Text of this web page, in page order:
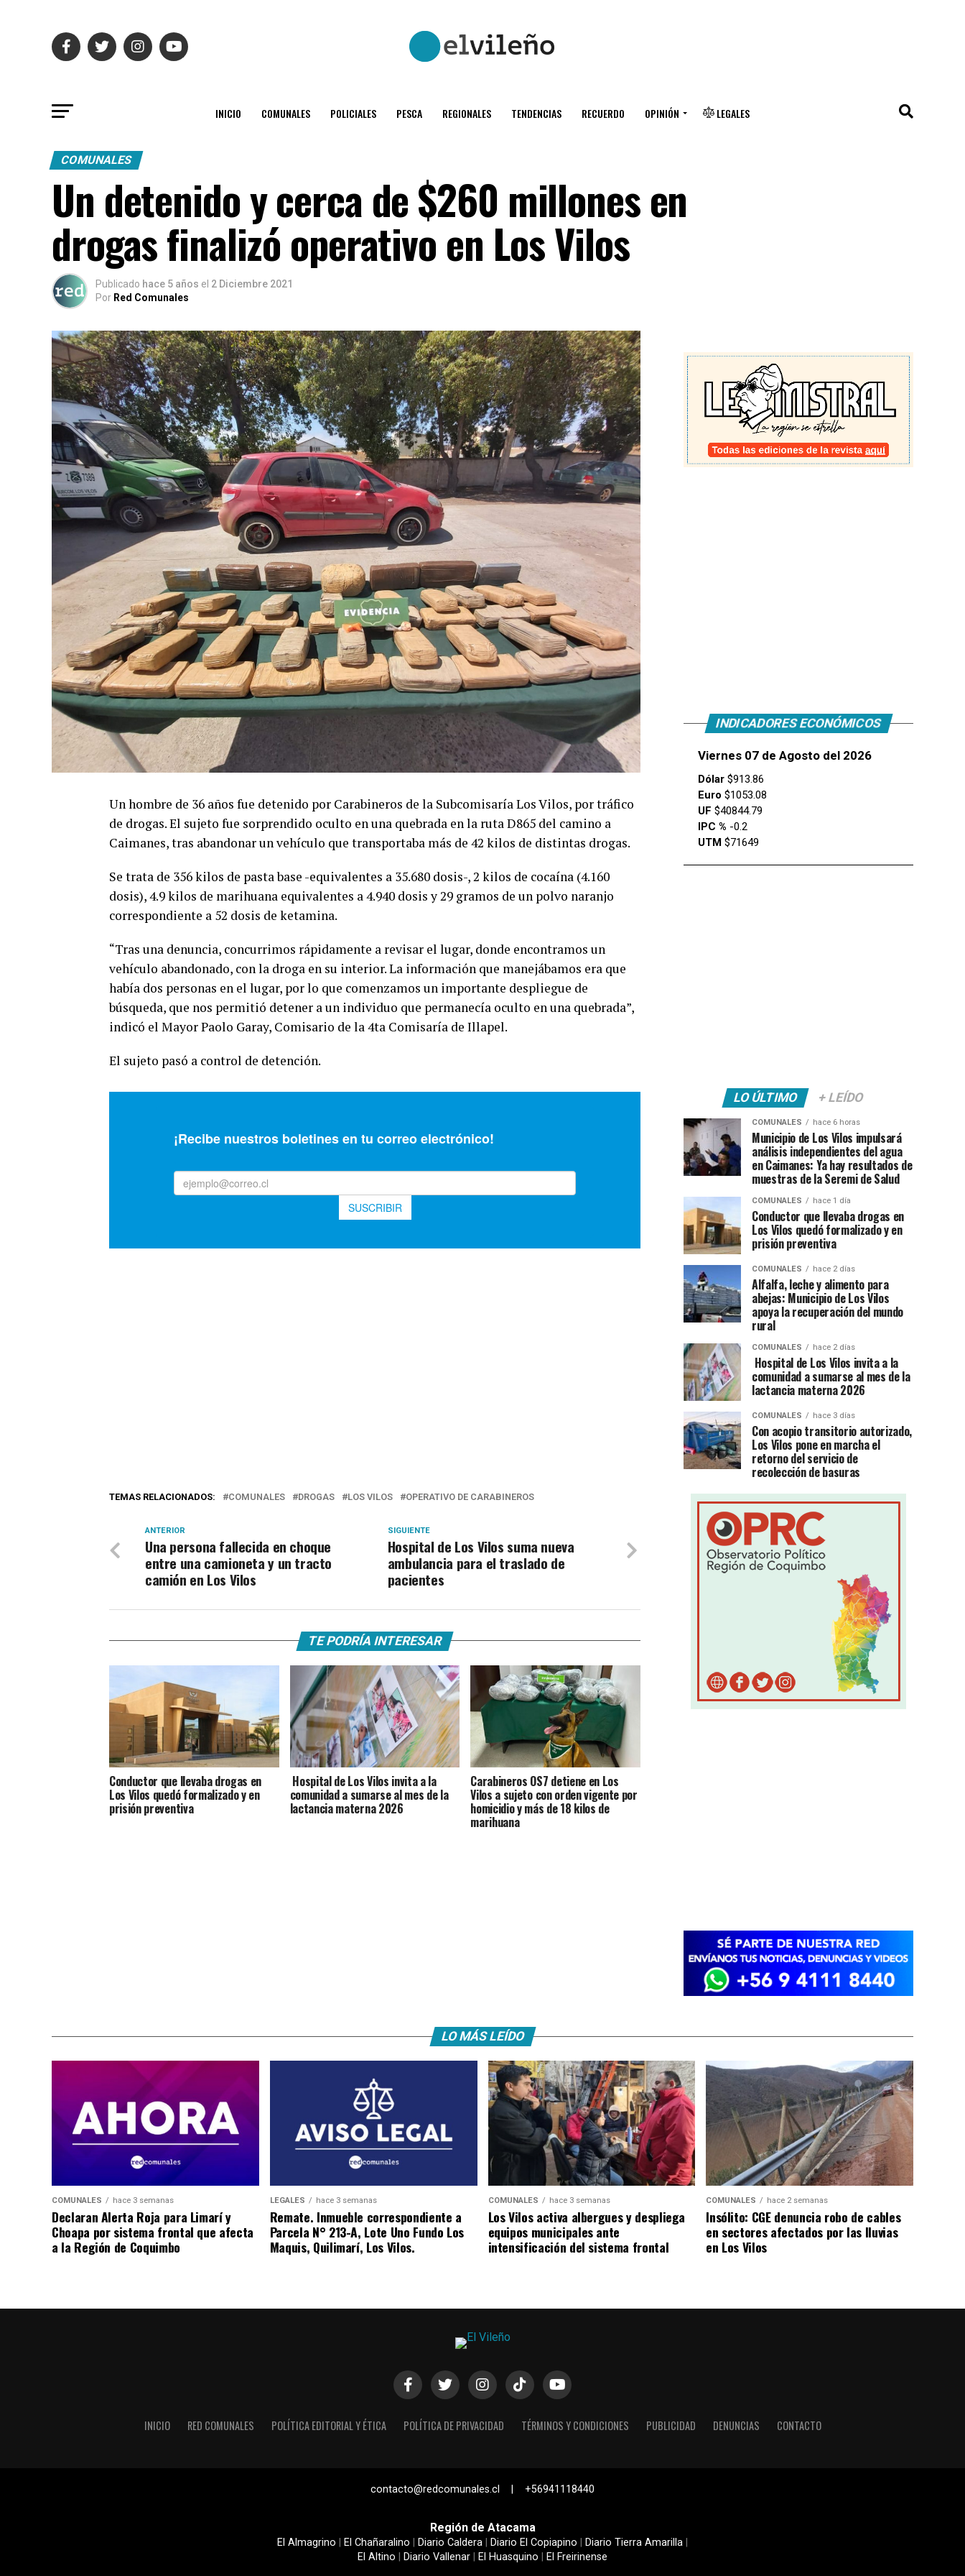
INICIO COMUNALES POLICIALES PESCA REGIONALES TENDENCIAS RECUERDO OPINIÓN LEGALES
COMUNALES
Un detenido y cerca de $260 millones en
drogas finalizó operativo en Los Vilos
Publicado hace 5 años el 2 Diciembre 2021
Por Red Comunales
Un hombre de 36 años fue detenido por Carabineros de la Subcomisaría Los Vilos, por tráfico
de drogas. El sujeto fue sorprendido oculto en una quebrada en la ruta D865 del camino a
Caimanes, tras abandonar un vehículo que transportaba más de 42 kilos de distintas drogas.
Se trata de 356 kilos de pasta base -equivalentes a 35.680 dosis-, 2 kilos de cocaína (4.160
dosis), 4.9 kilos de marihuana equivalentes a 4.940 dosis y 29 gramos de un polvo naranjo
correspondiente a 52 dosis de ketamina.
“Tras una denuncia, concurrimos rápidamente a revisar el lugar, donde encontramos un
vehículo abandonado, con la droga en su interior. La información que manejábamos era que
había dos personas en el lugar, por lo que comenzamos un importante despliegue de
búsqueda, que nos permitió detener a un individuo que permanecía oculto en una quebrada”,
indicó el Mayor Paolo Garay, Comisario de la 4ta Comisaría de Illapel.
El sujeto pasó a control de detención.
TEMAS RELACIONADOS: COMUNALES DROGAS LOS VILOS OPERATIVO DE CARABINEROS
SIGUIENTE
Hospital de Los Vilos suma nueva
ambulancia para el traslado de
pacientes
ANTERIOR
Una persona fallecida en choque
entre una camioneta y un tracto
camión en Los Vilos
TE PODRÍA INTERESAR
Conductor que llevaba drogas en
Los Vilos quedó formalizado y en
prisión preventiva
Hospital de Los Vilos invita a la
comunidad a sumarse al mes de la
lactancia materna 2026
Carabineros OS7 detiene en Los
Vilos a sujeto con orden vigente por
homicidio y más de 18 kilos de
marihuana
INDICADORES ECONÓMICOS
Viernes 07 de Agosto del 2026
Dólar $913.86
Euro $1053.08
UF $40844.79
IPC % -0.2
UTM $71649
LO ÚLTIMO + LEÍDO
COMUNALES hace 6 horas
Municipio de Los Vilos impulsará
análisis independientes del agua
en Caimanes: Ya hay resultados de
muestras de la Seremi de Salud
COMUNALES hace 1 día
Conductor que llevaba drogas en
Los Vilos quedó formalizado y en
prisión preventiva
COMUNALES hace 2 días
Alfalfa, leche y alimento para
abejas: Municipio de Los Vilos
apoya la recuperación del mundo
rural
COMUNALES hace 2 días
Hospital de Los Vilos invita a la
comunidad a sumarse al mes de la
lactancia materna 2026
COMUNALES hace 3 días
Con acopio transitorio autorizado,
Los Vilos pone en marcha el
retorno del servicio de
recolección de basuras
LO MÁS LEÍDO
COMUNALES hace 3 semanas
Declaran Alerta Roja para Limarí y
Choapa por sistema frontal que afecta
a la Región de Coquimbo
LEGALES hace 3 semanas
Remate. Inmueble correspondiente a
Parcela N° 213-A, Lote Uno Fundo Los
Maquis, Quilimarí, Los Vilos.
COMUNALES hace 3 semanas
Los Vilos activa albergues y despliega
equipos municipales ante
intensificación del sistema frontal
COMUNALES hace 2 semanas
Insólito: CGE denuncia robo de cables
en sectores afectados por las lluvias
en Los Vilos
INICIO RED COMUNALES POLÍTICA EDITORIAL Y ÉTICA POLÍTICA DE PRIVACIDAD TÉRMINOS Y CONDICIONES PUBLICIDAD DENUNCIAS CONTACTO
contacto@redcomunales.cl | +56941118440
Región de Atacama
El Almagrino El Chañaralino Diario Caldera Diario El Copiapino Diario Tierra Amarilla
El Altino
Diario Vallenar El Huasquino El Freirinense